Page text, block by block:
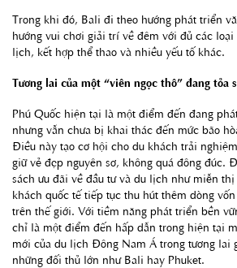
Trong khi đó, Bali đi theo hướng phát triển
hướng vui chơi giải trí về đêm với đủ các
lịch, kết hợp thể thao và nhiều yếu tố khác.
Tương lai của một “viên ngọc thô” đang tỏa
Phú Quốc hiện tại là một điểm đến đang
nhưng vẫn chưa bị khai thác đến mức bão
Điều này tạo cơ hội cho du khách trải
giữ vẻ đẹp nguyên sơ, không quá đông đúc.
sách ưu đãi về đầu tư và du lịch như miễn
khách quốc tế tiếp tục thu hút thêm dòng
trên thế giới. Với tiềm năng phát triển bền
chỉ là một điểm đến hấp dẫn trong hiện tại
mới của du lịch Đông Nam Á trong tương lai
những đối thủ lớn như Bali hay Phuket.